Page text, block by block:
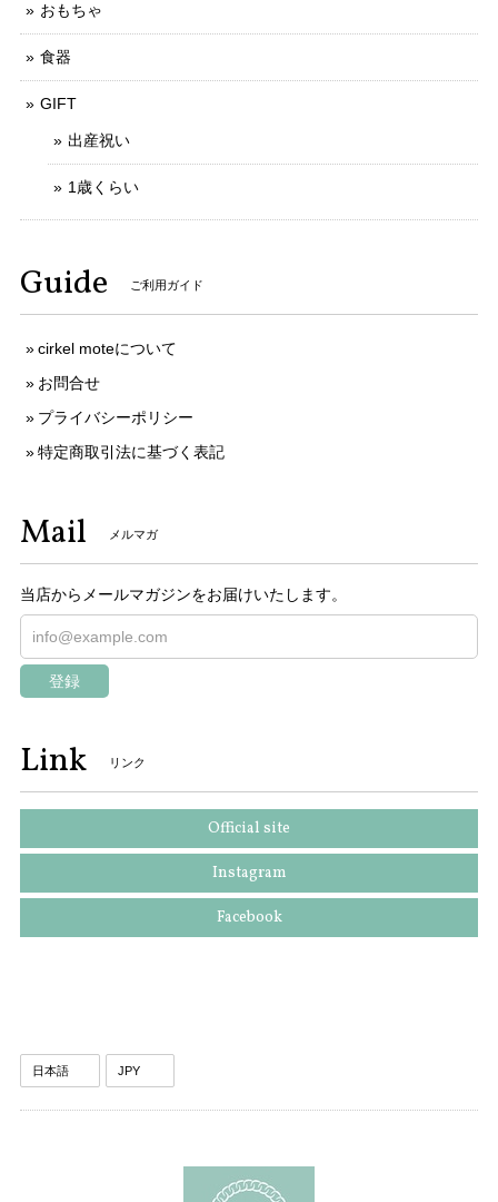
おもちゃ
食器
GIFT
出産祝い
1歳くらい
Guide ご利用ガイド
cirkel moteについて
お問合せ
プライバシーポリシー
特定商取引法に基づく表記
Mail メルマガ
当店からメールマガジンをお届けいたします。
登録
Link リンク
Official site
Instagram
Facebook